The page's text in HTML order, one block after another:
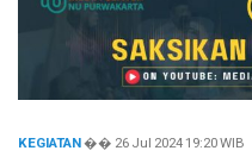
KEGIATAN�� 26 Jul 202419:20WIB